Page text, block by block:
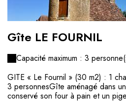
Gîte LE FOURNIL
Capacité maximum : 3
GITE « Le Fournil » (30 m2) : 1
3 personnesGîte aménagé dans
conservé son four à pain et un